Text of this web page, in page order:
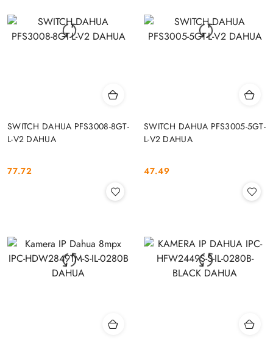
SWITCH DAHUA PFS3008-8GT-
L-V2 DAHUA
Cena:
77.72
SWITCH DAHUA PFS3005-5GT-
L-V2 DAHUA
Cena:
47.49